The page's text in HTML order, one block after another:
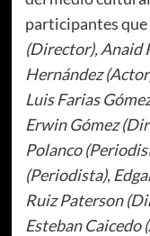
participantes que
(Director), Anaid
Hernández
Luis Farias
Erwin Gómez
Polanco
(Periodista),
Ruiz Paterson
Esteban Caicedo